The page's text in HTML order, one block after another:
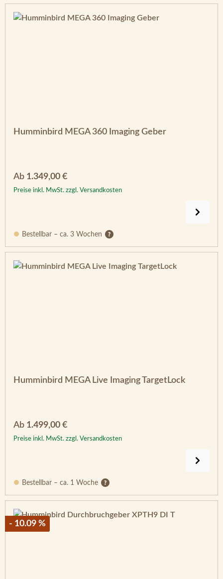
Humminbird MEGA 360 Imaging Geber
Regulärer Preis:
Ab 1.349,00 €
Preise inkl. MwSt. zzgl. Versandkosten
Bestellbar – ca. 3 Wochen
Humminbird MEGA Live Imaging TargetLock
Regulärer Preis:
Ab 1.499,00 €
Preise inkl. MwSt. zzgl. Versandkosten
Bestellbar – ca. 1 Woche
- 10.09 %